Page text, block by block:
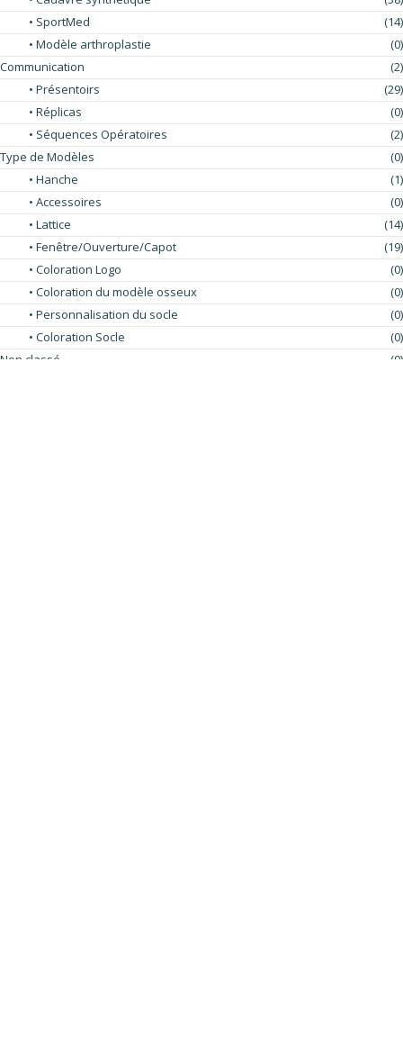
• SportMed
(14)
• Modèle arthroplastie
(0)
Communication
(2)
• Présentoirs
(29)
• Réplicas
(0)
• Séquences Opératoires
(2)
Type de Modèles
(0)
• Hanche
(1)
• Accessoires
(0)
• Lattice
(14)
• Fenêtre/Ouverture/Capot
(19)
• Coloration Logo
(0)
• Coloration du modèle osseux
(0)
• Personnalisation du socle
(0)
• Coloration Socle
(0)
Non classé
(0)